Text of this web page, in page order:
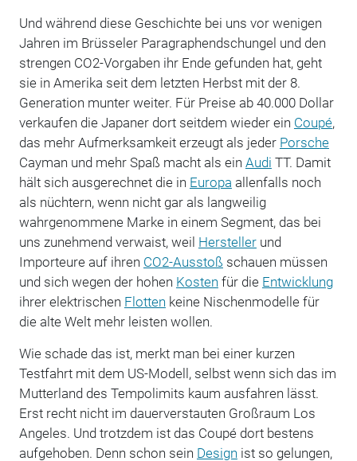
Und während diese Geschichte bei uns vor wenigen
Jahren im Brüsseler Paragraphendschungel und den
strengen CO2-Vorgaben ihr Ende gefunden hat, geht
sie in Amerika seit dem letzten Herbst mit der 8.
Generation munter weiter. Für Preise ab 40.000 Dollar
verkaufen die Japaner dort seitdem wieder ein Coupé,
das mehr Aufmerksamkeit erzeugt als jeder Porsche
Cayman und mehr Spaß macht als ein Audi TT. Damit
hält sich ausgerechnet die in Europa allenfalls noch
als nüchtern, wenn nicht gar als langweilig
wahrgenommene Marke in einem Segment, das bei
uns zunehmend verwaist, weil Herstellerund
Importeure auf ihren CO2-Ausstoß schauen müssen
und sich wegen der hohen Kosten für die Entwicklung
ihrer elektrischen Flotten keine Nischenmodelle für
die alte Welt mehr leisten wollen.
Wie schade das ist, merkt man bei einer kurzen
Testfahrt mit dem US-Modell, selbst wenn sich das im
Mutterland des Tempolimits kaum ausfahren lässt.
Erst recht nicht im dauerverstauten Großraum Los
Angeles. Und trotzdem ist das Coupé dort bestens
aufgehoben. Denn schon sein Design ist so gelungen,